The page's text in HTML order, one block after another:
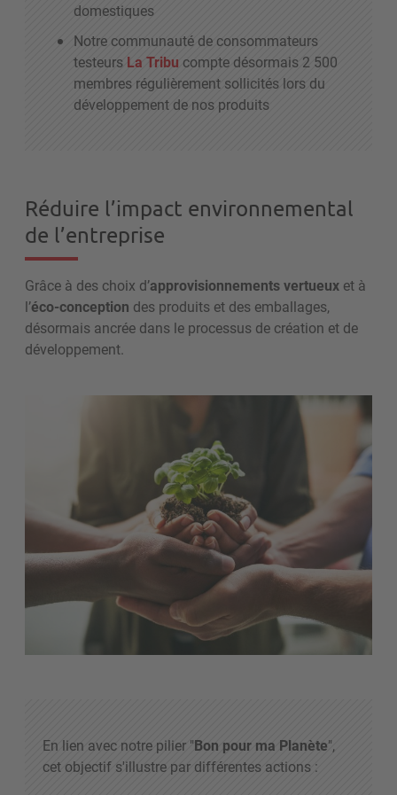
domestiques
Notre communauté de consommateurs
testeurs La Tribu compte désormais 2 500
membres régulièrement sollicités lors du
développement de nos produits
Réduire l’impact environnemental
de l’entreprise
Grâce à des choix d’approvisionnementsvertueux et à
l’éco-conception des produits et des emballages,
désormais ancrée dans le processus de création et de
développement.
En lien avec notre pilier "Bon pour ma Planète",
cet objectif s'illustre par différentes actions :